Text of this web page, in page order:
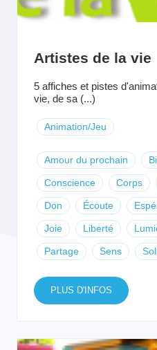
Artistes de la vie
5 affiches et pistes
vie, de sa (...)
Animation/Jeu
Amour du prochain
Conscience Corps
Don Écoute
Joie Liberté
Partage Sens
PLUS D'INFOS